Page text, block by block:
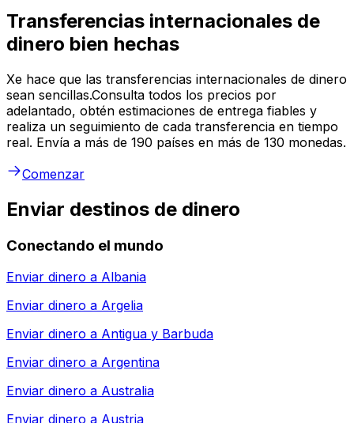
Transferencias internacionales de
dinero bien hechas
Xe hace que las transferencias internacionales de dinero
sean sencillas.Consulta todos los precios por
adelantado, obtén estimaciones de entrega fiables y
realiza un seguimiento de cada transferencia en tiempo
real. Envía a más de 190 países en más de 130 monedas.
Comenzar
Enviar destinos de dinero
Conectando el mundo
Enviar dinero a Albania
Enviar dinero a Argelia
Enviar dinero a Antigua y Barbuda
Enviar dinero a Argentina
Enviar dinero a Australia
Enviar dinero a Austria